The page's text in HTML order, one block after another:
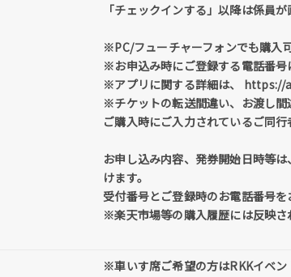
「チェックインする」以降は係員
※PC/フューチャーフォンでも購入
※お申込み時にご登録する電話番号
※アプリに関する詳細は、 https://
※チケットの転送間違い、お渡し間
ご購入時にご入力されているご同
お申し込み内容、発券開始日時
けます。
受付番号とご登録時のお電話番号
※楽天市場等の購入履歴には反映さ
※車いす席ご希望の方はRKKイベン